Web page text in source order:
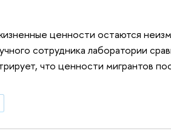
ценности остаются
сотрудника лаборатории
что ценности мигрантов